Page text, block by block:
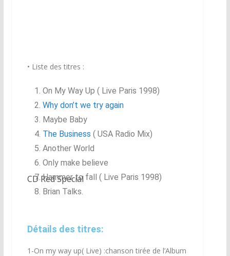
CD Red Special
• Liste des titres :
On My Way Up ( Live Paris 1998)
Why don’t we try again
Maybe Baby
The Business ( USA Radio Mix)
Another World
Only make believe
Hammer to fall ( Live Paris 1998)
Brian Talks.
Détails des titres:
1-On my way up( Live) :chanson tirée de l’Album